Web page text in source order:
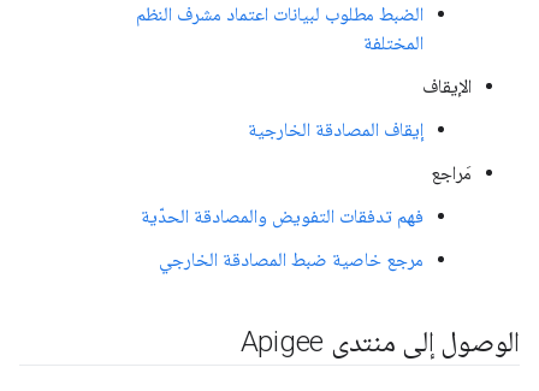
الضبط مطلوب لبيانات اعتماد مشرف النظم
المختلفة
الإيقاف
إيقاف المصادقة الخارجية
مَراجع
فهم تدفقات التفويض والمصادقة الحدّية
مرجع خاصية ضبط المصادقة الخارجي
الوصول إلى منتدى Apigee